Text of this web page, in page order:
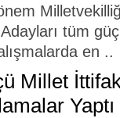
tüm
en ..
Millet
Yaptı